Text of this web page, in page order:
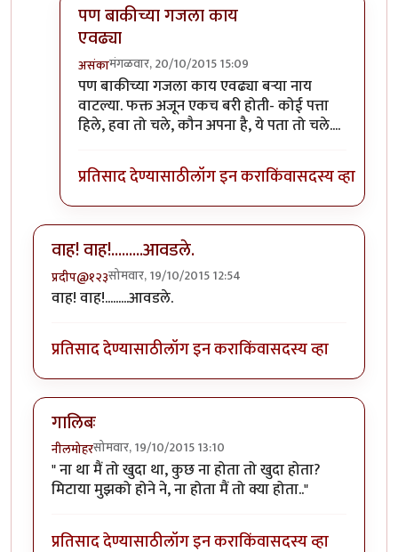
पण बाकीच्या गजला काय
एवढ्या
असंकामंगळवार, 20/10/2015 15:09
In reply toगुलफाम...मी घरी मागे लागूनby
पण बाकीच्या गजला काय एवढ्या बर्‍या नाय
वाटल्या. फक्त अजून एकच बरी होती- कोई पत्ता
हिले, हवा तो चले, कौन अपना है, ये पता तो चले....
प्रतिसाद देण्यासाठीलॉग इन कराकिंवासदस्य व्हा
वाह! वाह!.........आवडले.
प्रदीप@१२३सोमवार, 19/10/2015 12:54
वाह! वाह!.........आवडले.
प्रतिसाद देण्यासाठीलॉग इन कराकिंवासदस्य व्हा
गालिबः
नीलमोहरसोमवार, 19/10/2015 13:10
" ना था मैं तो खुदा था, कुछ ना होता तो खुदा होता?
मिटाया मुझको होने ने, ना होता मैं तो क्या होता.."
प्रतिसाद देण्यासाठीलॉग इन कराकिंवासदस्य व्हा